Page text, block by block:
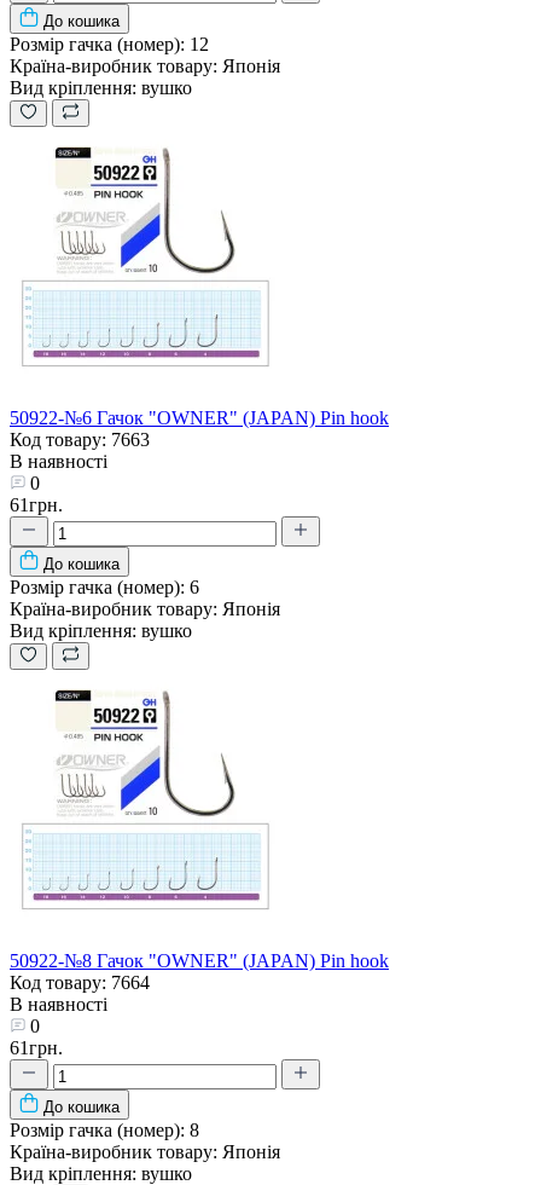
До кошика
Розмір гачка (номер): 12
Країна-виробник товару: Японія
Вид кріплення: вушко
50922-№6 Гачок "OWNER" (JAPAN) Pin hook
Код товару: 7663
В наявності
0
61грн.
До кошика
Розмір гачка (номер): 6
Країна-виробник товару: Японія
Вид кріплення: вушко
50922-№8 Гачок "OWNER" (JAPAN) Pin hook
Код товару: 7664
В наявності
0
61грн.
До кошика
Розмір гачка (номер): 8
Країна-виробник товару: Японія
Вид кріплення: вушко